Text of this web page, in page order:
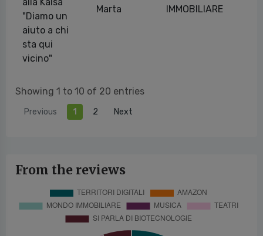
"Diamo un
aiuto a chi
sta qui
vicino"
Marta
IMMOBILIARE
Showing 1 to 10 of 20 entries
Previous 1 2 Next
From the reviews